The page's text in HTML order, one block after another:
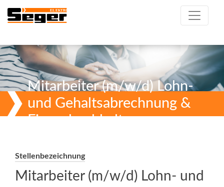
Mitarbeiter (m/w/d) Lohn-
und Gehaltsabrechnung &
Finanzbuchhaltung
Stellenbezeichnung
Mitarbeiter (m/w/d) Lohn- und